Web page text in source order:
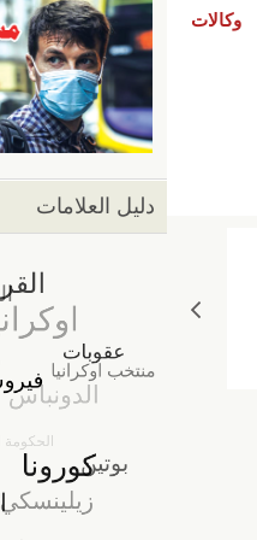
وكالات
دليل العلامات